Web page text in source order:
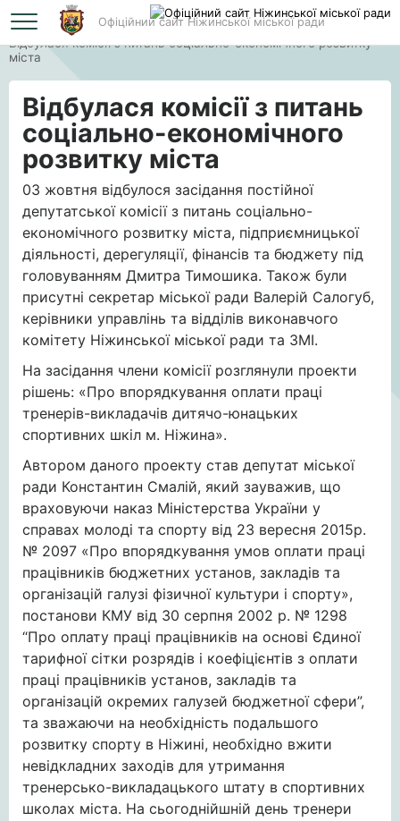
Офіційний сайт Ніжинської міської ради
Головна
Відбулася комісії з питань соціально-економічного розвитку
міста
Відбулася комісії з питань
соціально-економічного
розвитку міста
03 жовтня відбулося засідання постійної
депутатської комісії з питань соціально-
економічного розвитку міста, підприємницької
діяльності, дерегуляції, фінансів та бюджету під
головуванням Дмитра Тимошика. Також були
присутні секретар міської ради Валерій Салогуб,
керівники управлінь та відділів виконавчого
комітету Ніжинської міської ради та ЗМІ.
На засідання члени комісії розглянули проекти
рішень: «Про впорядкування оплати праці
тренерів-викладачів дитячо-юнацьких
спортивних шкіл м. Ніжина».
Автором даного проекту став депутат міської
ради Константин Смалій, який зауважив, що
враховуючи наказ Міністерства України у
справах молоді та спорту від 23 вересня 2015р.
№ 2097 «Про впорядкування умов оплати праці
працівників бюджетних установ, закладів та
організацій галузі фізичної культури і спорту»,
постанови КМУ від 30 серпня 2002 р. № 1298
“Про оплату праці працівників на основі Єдиної
тарифної сітки розрядів і коефіцієнтів з оплати
праці працівників установ, закладів та
організацій окремих галузей бюджетної сфери”,
та зважаючи на необхідність подальшого
розвитку спорту в Ніжині, необхідно вжити
невідкладних заходів для утримання
тренерсько-викладацького штату в спортивних
школах міста. На сьогоднійшній день тренери